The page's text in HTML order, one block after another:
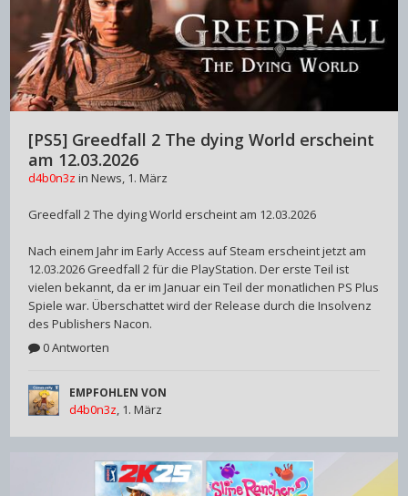
[PS5] Greedfall 2 The dying World erscheint
am 12.03.2026
d4b0n3z in News, 1. März
Greedfall 2 The dying World erscheint am 12.03.2026
Nach einem Jahr im Early Access auf Steam erscheint jetzt am
12.03.2026 Greedfall 2 für die PlayStation. Der erste Teil ist
vielen bekannt, da er im Januar ein Teil der monatlichen PS Plus
Spiele war. Überschattet wird der Release durch die Insolvenz
des Publishers Nacon.
0 Antworten
EMPFOHLEN VON
d4b0n3z, 1. März